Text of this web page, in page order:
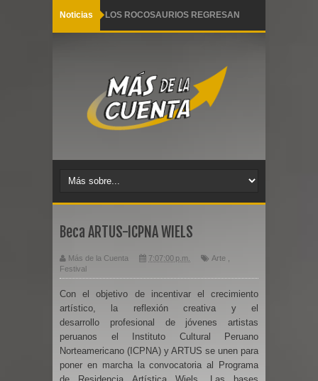
Noticias LOS ROCOSAURIOS REGRESAN
INOLVIDABLE
Pequeño Pez llega a Lima con dos
Ana Torroja se alista para llegar a
Lima este miércoles 03 de junio
en Teatro Barranco
Beca ARTUS-ICPNA WIELS
Más de la Cuenta 7:07:00 p.m. Arte
Festival
Con el objetivo de incentivar el crecimiento
artístico, la reflexión creativa y el
desarrollo profesional de jóvenes artistas
peruanos el Instituto Cultural Peruano
Norteamericano (ICPNA) y ARTUS se unen para
poner en marcha la convocatoria al Programa